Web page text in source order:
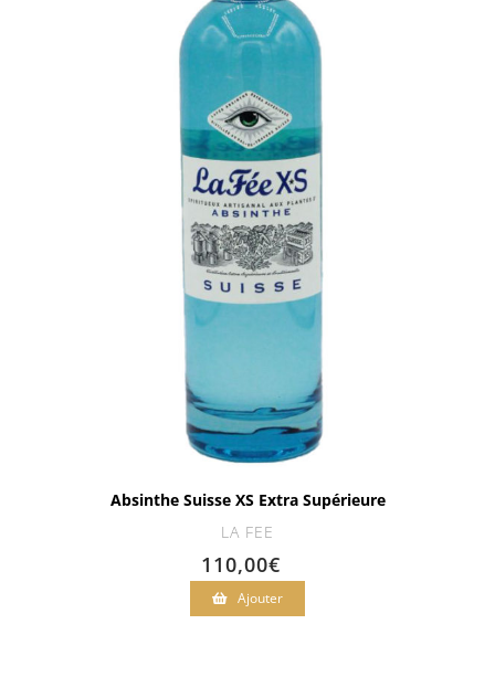
Absinthe Suisse XS Extra Supérieure
LA FEE
110,00€
Ajouter